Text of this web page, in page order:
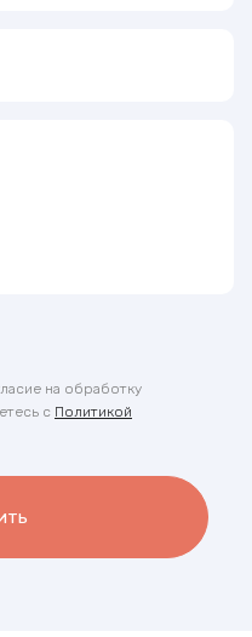
на обработку
с Политикой